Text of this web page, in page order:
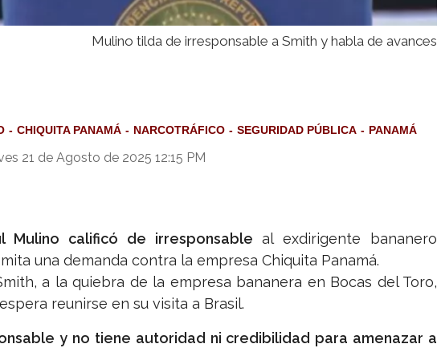
Mulino tilda de irresponsable a Smith y habla de avances
CHIQUITA PANAMÁ NARCOTRÁFICO SEGURIDAD PÚBLICA PANAMÁ
21 de Agosto de 2025 12:15 PM
Mulino calificó de irresponsable al exdirigente bananero
una demanda contra la empresa Chiquita Panamá.
a la quiebra de la empresa bananera en Bocas del Toro,
reunirse en su visita a Brasil.
y no tiene autoridad ni credibilidad para amenazar a